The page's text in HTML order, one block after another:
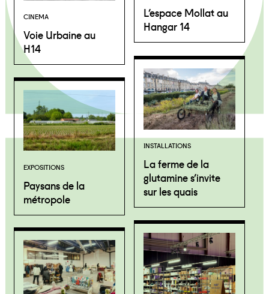
L’espace Mollat au
Hangar 14
CINEMA
Voie Urbaine au
H14
INSTALLATIONS
La ferme de la
glutamine s’invite
sur les quais
EXPOSITIONS
Paysans de la
métropole